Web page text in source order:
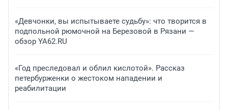
«Девчонки, вы испытываете судьбу»: что творится в
подпольной рюмочной на Березовой в Рязани —
обзор YA62.RU
«Год преследовал и облил кислотой». Рассказ
петербурженки о жестоком нападении и
реабилитации